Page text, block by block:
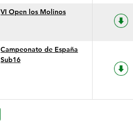
VI Open los Molinos
Campeonato de España
Sub16